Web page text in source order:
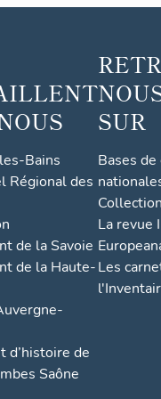
Bains
Régional des
de la Savoie
de la Haute-
d’histoire de
Saône
SUR
Bases
La revue
Les